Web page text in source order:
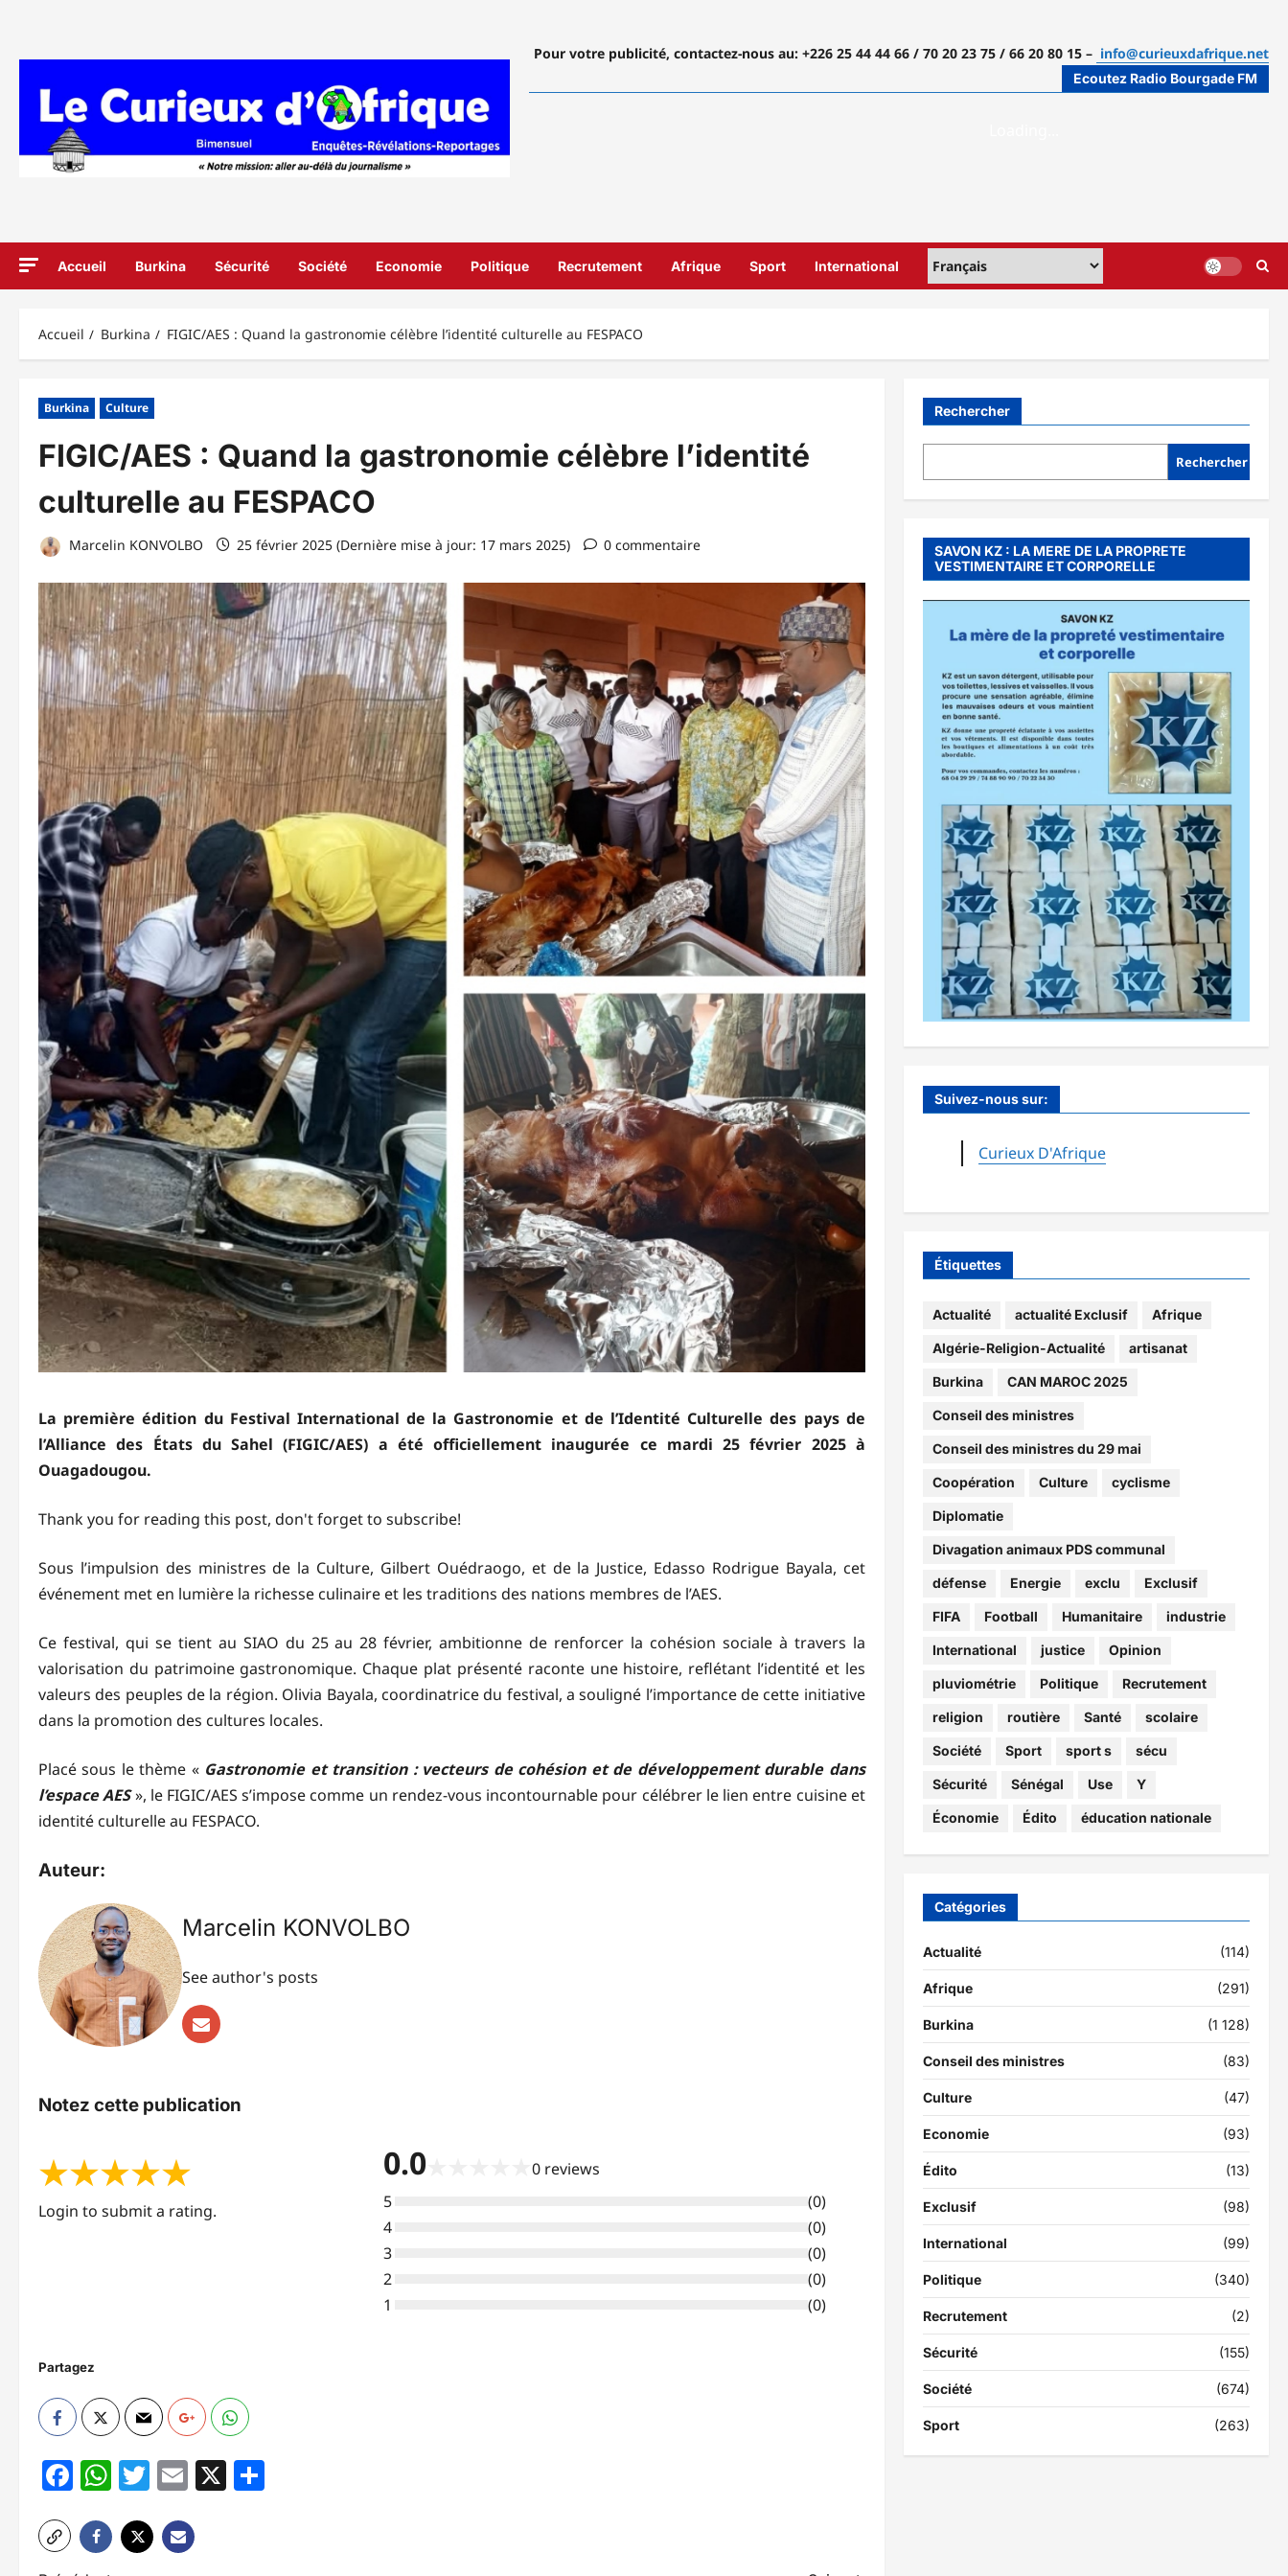
Pour votre publicité, contactez-nous au: +226 25 44 44 66 / 70 20 23 75 / 66 20 80 15 – info@curieuxdafrique.net
Ecoutez Radio Bourgade FM
Accueil Burkina Sécurité Société Economie Politique Recrutement Afrique Sport International
Accueil Burkina FIGIC/AES : Quand la gastronomie célèbre l’identité culturelle au FESPACO
Burkina Culture
FIGIC/AES : Quand la gastronomie célèbre l’identité
culturelle au FESPACO
Marcelin KONVOLBO 25 février 2025 (Dernière mise à jour: 17 mars 2025) 0 commentaire
La première édition du Festival International de la Gastronomie et de l’Identité Culturelle des pays de
l’Alliance des États du Sahel (FIGIC/AES) a été officiellement inaugurée ce mardi 25 février 2025 à
Ouagadougou.
Thank you for reading this post, don't forget to subscribe!
Sous l’impulsion des ministres de la Culture, Gilbert Ouédraogo, et de la Justice, Edasso Rodrigue Bayala, cet
événement met en lumière la richesse culinaire et les traditions des nations membres de l’AES.
Ce festival, qui se tient au SIAO du 25 au 28 février, ambitionne de renforcer la cohésion sociale à travers la
valorisation du patrimoine gastronomique. Chaque plat présenté raconte une histoire, reflétant l’identité et les
valeurs des peuples de la région. Olivia Bayala, coordinatrice du festival, a souligné l’importance de cette initiative
dans la promotion des cultures locales.
Placé sous le thème « Gastronomie et transition : vecteurs de cohésion et de développement durable dans
l’espace AES », le FIGIC/AES s’impose comme un rendez-vous incontournable pour célébrer le lien entre cuisine et
identité culturelle au FESPACO.
Auteur:
Marcelin KONVOLBO
See author's posts
Notez cette publication
★★★★★
Login to submit a rating.
0.0★ 0 reviews
5
(0)
4
(0)
3
(0)
2
(0)
1
(0)
Partagez
Facebook
WhatsApp
Twitter
Email
X
Rechercher
Rechercher
SAVON KZ : LA MERE DE LA PROPRETE
VESTIMENTAIRE ET CORPORELLE
Suivez-nous sur:
Curieux D'Afrique
Étiquettes
Actualité actualité Exclusif Afrique
Algérie-Religion-Actualité artisanat
Burkina CAN MAROC 2025
Conseil des ministres
Conseil des ministres du 29 mai
Coopération Culture cyclisme
Diplomatie
Divagation animaux PDS communal
défense Energie exclu Exclusif
FIFA Football Humanitaire industrie
International justice Opinion
pluviométrie Politique Recrutement
religion routière Santé scolaire
Société Sport sport s sécu
Sécurité Sénégal Use Y
Économie Édito éducation nationale
Catégories
Actualité (114)
Afrique (291)
Burkina (1 128)
Conseil des ministres (83)
Culture (47)
Economie (93)
Édito (13)
Exclusif (98)
International (99)
Politique (340)
Recrutement (2)
Sécurité (155)
Société (674)
Sport (263)